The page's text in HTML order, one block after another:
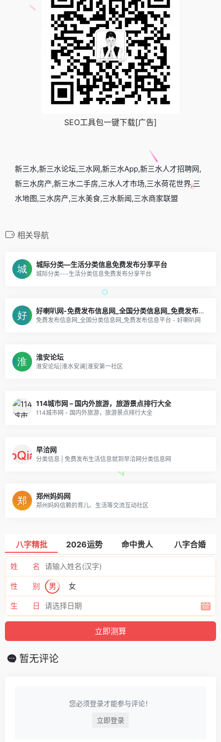
SEO工具包一键下载[广告]
新三水,新三水论坛,三水网,新三水App,新三水人才招聘网,
新三水房产,新三水二手房,三水人才市场,三水荷花世界,三
水地图,三水房产,三水美食,三水新闻,三水商家联盟
相关导航
城际分类—生活分类信息免费发布分享平台
城际分类---生活分类信息免费发布分享平台
好喇叭网-免费发布信息网_全国分类信息网_免费发布信息平台
免费发布信息网_全国分类信息网_免费发布信息平台 - 好喇叭网
淮安论坛
淮安论坛|淮水安澜|淮安第一社区
114城市网 – 国内外旅游，旅游景点排行大全
114城市网 - 国内外旅游，旅游景点排行大全
早洽网
分类信息 | 免费发布生活信息就到早洽网分类信息网
郑州妈妈网
郑州妈妈信赖的育儿、生活等交流互动社区
八字精批 2026运势 命中贵人 八字合婚
姓 名
性 别 男 女
生 日
暂无评论
您必须登录才能参与评论！
立即登录